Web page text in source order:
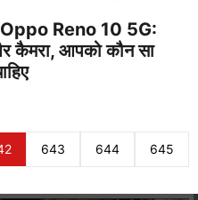
Reno 10 5G:
कैमरा, आपको कौन सा
643 644 645